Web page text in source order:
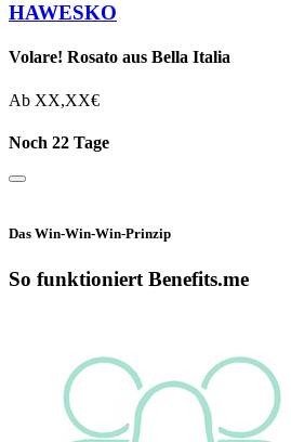
HAWESKO
Volare! Rosato aus Bella Italia
Ab XX,XX€
Noch 22 Tage
Das Win-Win-Win-Prinzip
So funktioniert Benefits.me